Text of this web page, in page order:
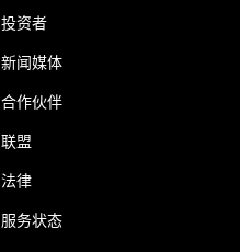
投资者
新闻媒体
合作伙伴
联盟
法律
服务状态